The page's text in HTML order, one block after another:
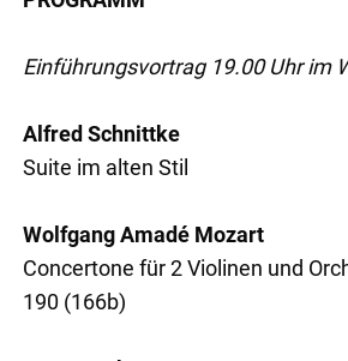
Einführungsvortrag 19.00 Uhr im
Alfred Schnittke
Suite im alten Stil
Wolfgang Amadé Mozart
Concertone für 2 Violinen und
190 (166b)